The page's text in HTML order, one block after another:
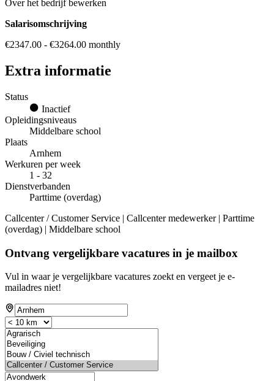
Over het bedrijf bewerken
Salarisomschrijving
€2347.00 - €3264.00 monthly
Extra informatie
Status
Inactief
Opleidingsniveaus
Middelbare school
Plaats
Arnhem
Werkuren per week
1 - 32
Dienstverbanden
Parttime (overdag)
Callcenter / Customer Service | Callcenter medewerker | Parttime
(overdag) | Middelbare school
Ontvang vergelijkbare vacatures in je mailbox
Vul in waar je vergelijkbare vacatures zoekt en vergeet je e-
mailadres niet!